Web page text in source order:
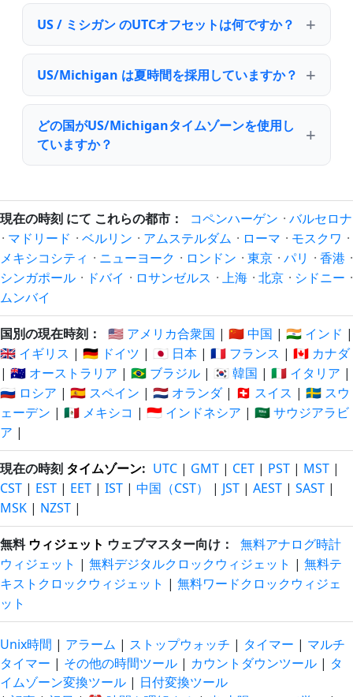
US / ミシガン のUTCオフセットは何ですか？
US/Michigan は夏時間を採用していますか？
どの国がUS/Michiganタイムゾーンを使用し
ていますか？
現在の時刻 にて これらの都市： コペンハーゲン · バルセロナ
· マドリード · ベルリン · アムステルダム · ローマ · モスクワ ·
メキシコシティ · ニューヨーク · ロンドン · 東京 · パリ · 香港 ·
シンガポール · ドバイ · ロサンゼルス · 上海 · 北京 · シドニー ·
ムンバイ
国別の現在時刻： 🇺🇸 アメリカ合衆国 | 🇨🇳 中国 | 🇮🇳 インド |
🇬🇧 イギリス | 🇩🇪 ドイツ | 🇯🇵 日本 | 🇫🇷 フランス | 🇨🇦 カナダ
| 🇦🇺 オーストラリア | 🇧🇷 ブラジル | 🇰🇷 韓国 | 🇮🇹 イタリア |
🇷🇺 ロシア | 🇪🇸 スペイン | 🇳🇱 オランダ| 🇨🇭 スイス | 🇸🇪 スウ
ェーデン | 🇲🇽 メキシコ | 🇮🇩 インドネシア | 🇸🇦 サウジアラビ
ア |
現在の時刻 タイムゾーン: UTC | GMT | CET | PST | MST |
CST | EST | EET | IST | 中国（CST） | JST | AEST | SAST |
MSK | NZST |
無料 ウィジェット ウェブマスター向け：
無料アナログ時計
ウィジェット | 無料デジタルクロックウィジェット | 無料テ
キストクロックウィジェット | 無料ワードクロックウィジェ
ット
Unix時間 | アラーム | ストップウォッチ | タイマー | マルチ
タイマー | その他の時間ツール | カウントダウンツール | タ
イムゾーン変換ツール | 日付変換ツール